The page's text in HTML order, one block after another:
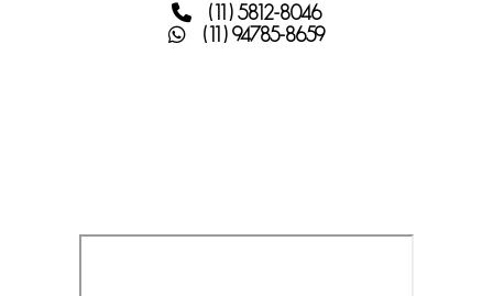
(11) 5812-8046
(11) 94785-8659